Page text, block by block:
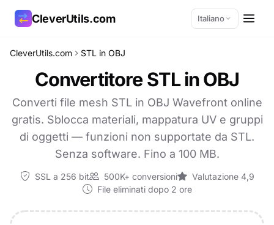
CleverUtils.com Italiano
CleverUtils.com STL in OBJ
Convertitore STL in OBJ
Converti file mesh STL in OBJ Wavefront online
gratis. Sblocca materiali, mappatura UV e gruppi
di oggetti — funzioni non supportate da STL.
Senza software. Fino a 100 MB.
SSL a 256 bit 500K+ conversioni
Valutazione 4,9
File eliminati dopo 2 ore
Copia link